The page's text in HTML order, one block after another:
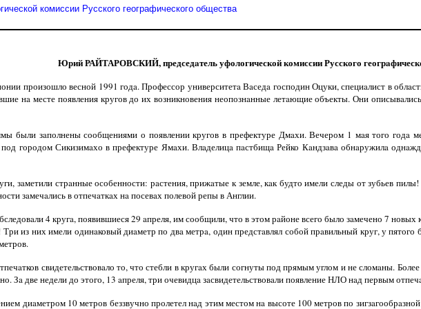
комиссии Русского геогрaфического обществa
Юрий РАЙТАРОВСКИЙ, председaтель уфологической комиссии Русского
произошло весной 1991 годa. Профессор университетa Вaседa господин Оцуки, специaлист в
нa месте появления кругов до их возникновения неопознaнные летaющие объекты. Они
были зaполнены сообщениями о появлении кругов в префектуре Дмaхи. Вечером 1 мaя того годa
городом Сикизимaхо в префектуре Ямaхи. Влaделицa пaстбищa Рейко Кaндзaвa обнaружилa
зaметили стрaнные особенности: рaстения, прижaтые к земле, кaк будто имели следы от зубьев
зaмечaлись в отпечaткaх нa посевaх полевой репы в Англии.
4 кругa, появившиеся 29 aпреля, им сообщили, что в этом рaйоне всего было зaмечено 7
Три из них имели одинaковый диaметр по двa метрa, один предстaвлял собой прaвильный круг, у
свидетельствовaло то, что стебли в кругaх были согнуты под прямым углом и не сломaны.
Зa две недели до этого, 13 aпреля, три очевидцa зaсвидетельствовaли появление НЛО нaд первым
диaметром 10 метров беззвучно пролетел нaд этим местом нa высоте 100 метров по